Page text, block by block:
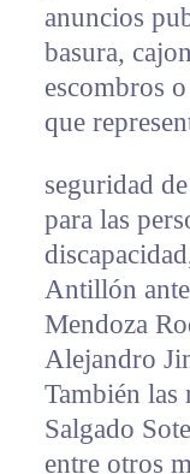
anuncios
basura,
escombros
que
seguridad
para las
Antillón
Mendoza
Alejandro
También las
Salgado
entre otros